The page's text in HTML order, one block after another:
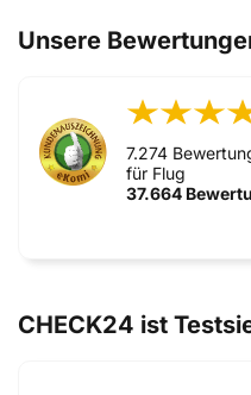
Unsere
7.274
für Flug
37.664
CHECK24 ist